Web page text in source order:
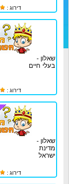
דירוג :
שאלון -
בעלי חיים
דירוג :
שאלון -
מדינת
ישראל
דירוג :